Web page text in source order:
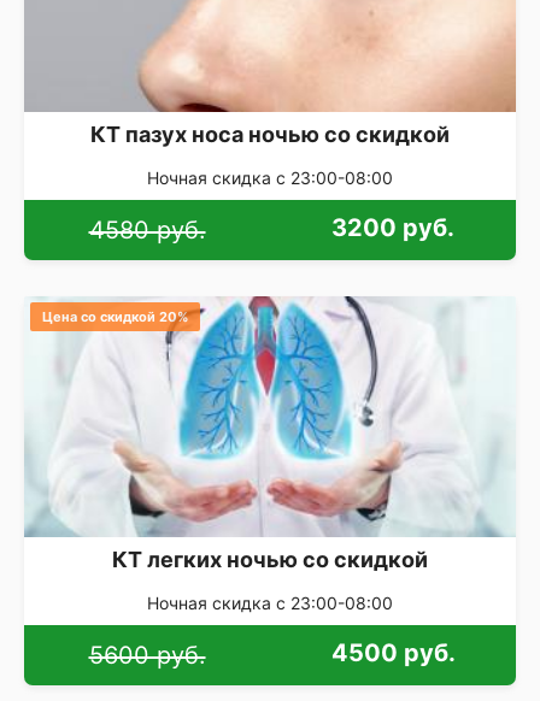
КТ пазух носа ночью со скидкой
Ночная скидка с 23:00-08:00
4580 руб. 3200 руб.
Цена со скидкой 20%
КТ легких ночью со скидкой
Ночная скидка с 23:00-08:00
5600 руб. 4500 руб.